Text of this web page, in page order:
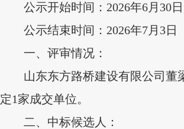
公示开始时间： 2026年6月 30日
公示结束时间： 2026年7月 3日
一、 评审情况：
山东东方路桥建设有限公司董
定1家成交单位。
二、 中标候选人：